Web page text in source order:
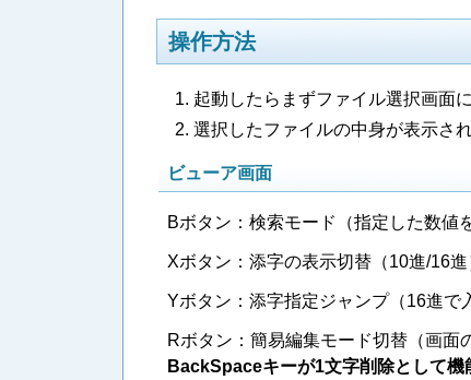
操作方法
起動したらまずファイル選択画面
選択したファイルの中身が表示さ
ビューア画面
Bボタン：検索モード（指定した数値
Xボタン：添字の表示切替（10進/16進
Yボタン：添字指定ジャンプ（16進で
Rボタン：簡易編集モード切替（画面
BackSpaceキーが1文字削除として機